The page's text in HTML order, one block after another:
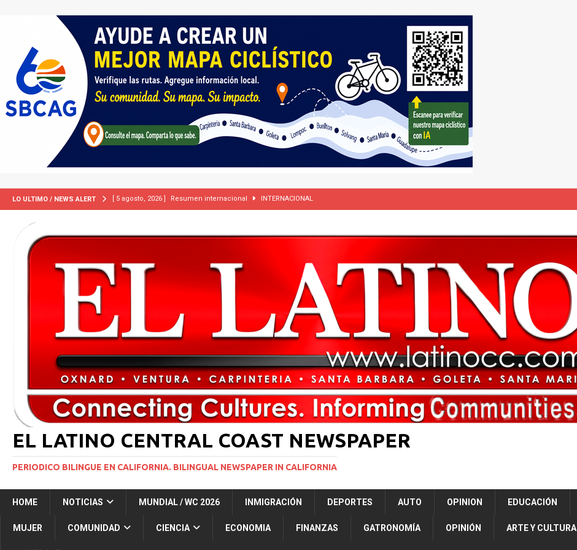
LO ULTIMO / NEWS ALERT [ 5 agosto, 2026 ] International roundup INTERNACIONAL
[ 2 julio, 2024 ] Colombia apaga el ‘efecto Vini’. Brasil 1 – Colombia 1 DEPORTE
Corte Suprema levanta suspensión a ley de Texas que permite a la policía detener a migrantes
INMIGRACIÓN
Potente tormenta invernal desatará la mayor nevada en lo que va del año en California NACIONALES
[ 6 agosto, 2026 ] Trump firma dos medidas ejecutivas para restringir la ciudadanía por nacimiento y el “turismo de parto”
[ 5 agosto, 2026 ] Resumen internacional INTERNACIONAL
EL LATINO CENTRAL COAST NEWSPAPER
PERIODICO BILINGUE EN CALIFORNIA. BILINGUAL NEWSPAPER IN CALIFORNIA
HOME NOTICIAS MUNDIAL / WC 2026 INMIGRACIÓN DEPORTES AUTO OPINION EDUCACIÓN
MUJER COMUNIDAD CIENCIA ECONOMIA FINANZAS GATRONOMÍA OPINIÓN ARTE Y CULTURA